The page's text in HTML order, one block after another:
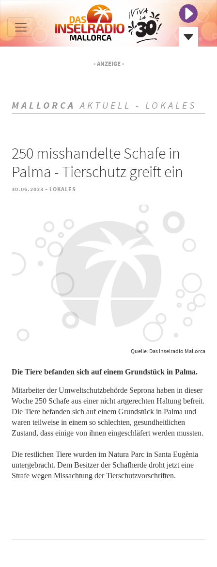
- ANZEIGE -
MALLORCA AKTUELL - LOKALES
250 misshandelte Schafe in
Palma - Tierschutz greift ein
30.06.2023 - LOKALES
Quelle: Das Inselradio Mallorca
Die Tiere befanden sich auf einem Grundstück in Palma.
Mitarbeiter der Umweltschutzbehörde Seprona haben in dieser
Woche 250 Schafe aus einer nicht artgerechten Haltung befreit.
Die Tiere befanden sich auf einem Grundstück in Palma und
waren teilweise in einem so schlechten, gesundheitlichen
Zustand, dass einige von ihnen eingeschläfert werden mussten.
Die restlichen Tiere wurden im Natura Parc in Santa Eugènia
untergebracht. Dem Besitzer der Schafherde droht jetzt eine
Strafe wegen Missachtung der Tierschutzvorschriften.